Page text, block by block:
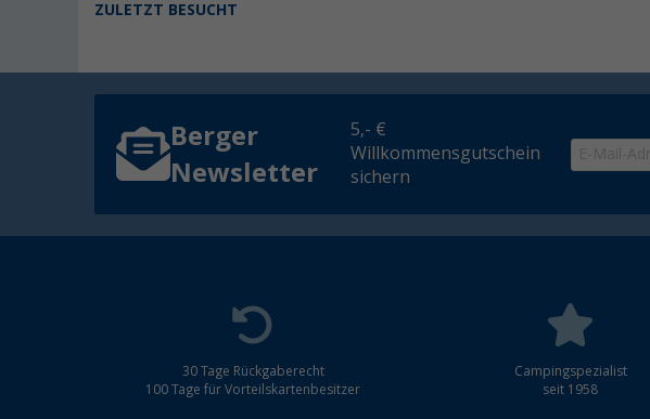
ZULETZT BESUCHT
Berger
Newsletter
5,- €
Willkommensgutschein
sichern
30 Tage Rückgaberecht
100 Tage für Vorteilskartenbesitzer
Campingspezialist
seit 1958